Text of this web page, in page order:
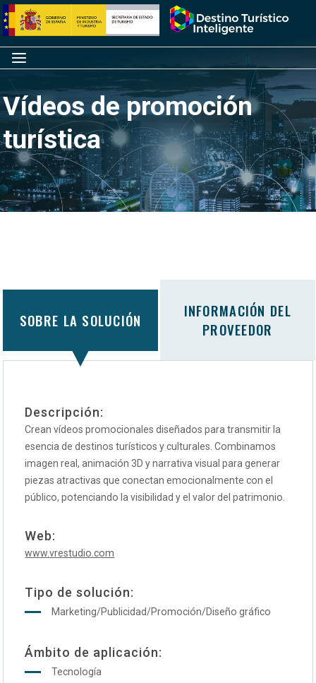
Saltar
al
contenido
Inicio
Menú
Vídeos de promoción
turística
SOBRE LA SOLUCIÓN
INFORMACIÓN DEL
PROVEEDOR
Descripción:
Crean vídeos promocionales diseñados para transmitir la
esencia de destinos turísticos y culturales. Combinamos
imagen real, animación 3D y narrativa visual para generar
piezas atractivas que conectan emocionalmente con el
público, potenciando la visibilidad y el valor del patrimonio.
Web:
www.vrestudio.com
Tipo de solución:
Marketing/Publicidad/Promoción/Diseño gráfico
Ámbito de aplicación:
Tecnología